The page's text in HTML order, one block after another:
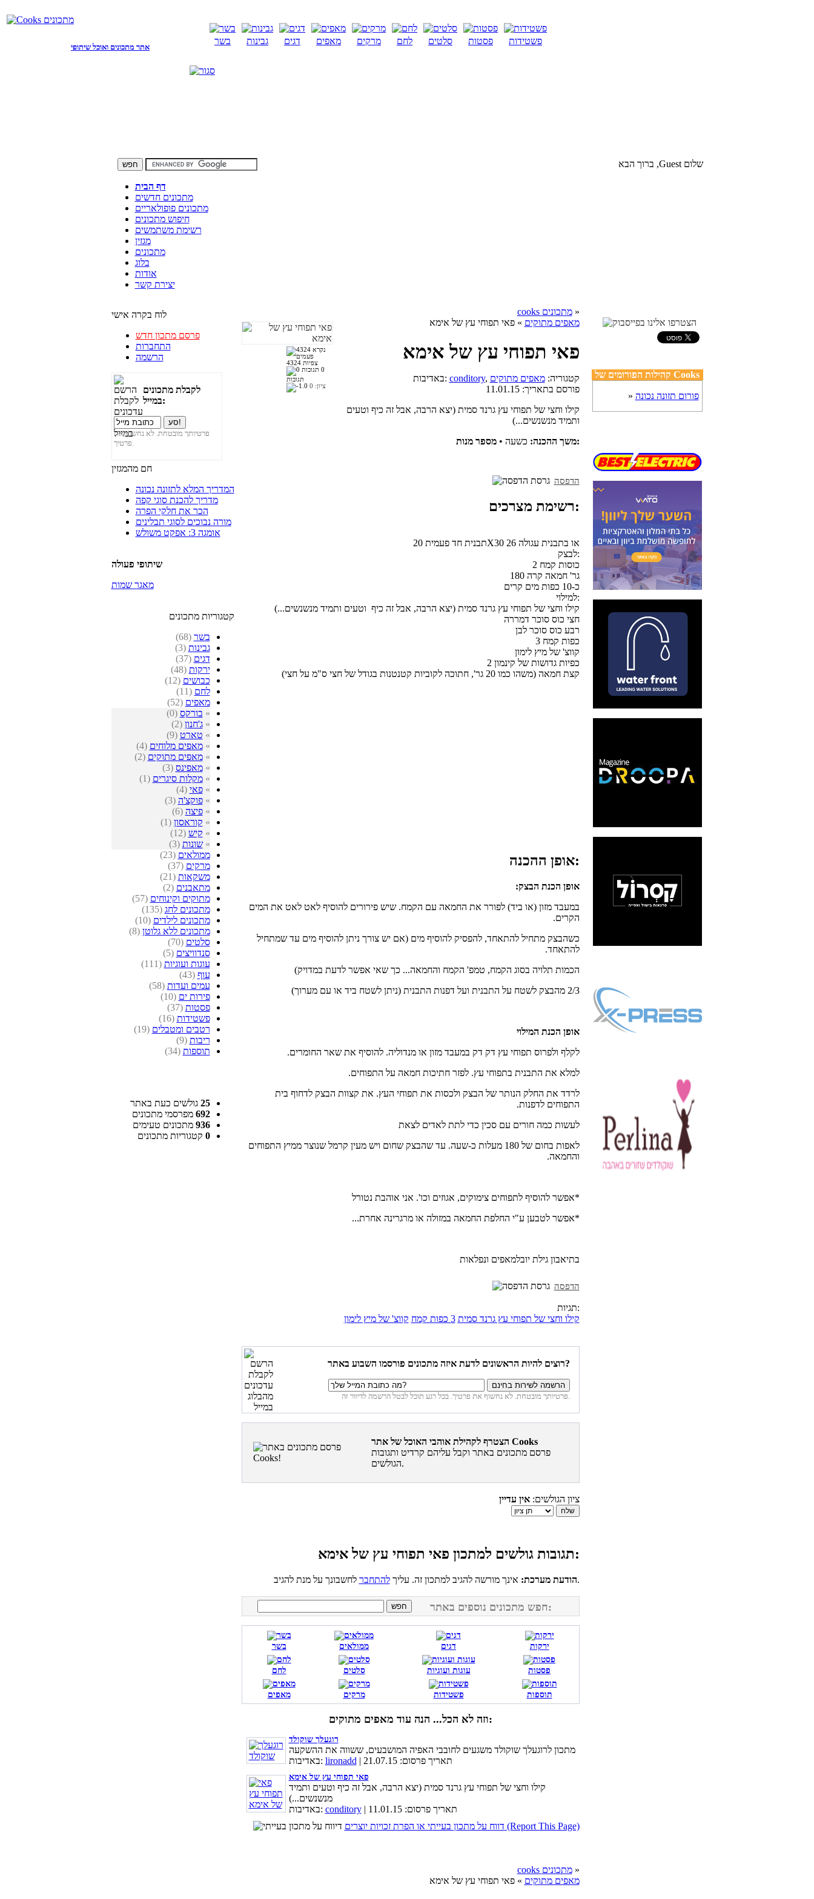
אתר מתכונים ואוכל שיתופי
בשר גבינות דגים מאפים מרקים לחם סלטים פסטות פשטידות
שלום Guest, ברוך הבא
דף הבית
מתכונים חדשים
מתכונים פופולאריים
חיפוש מתכונים
רשימת משתמשים
מגזין
מתכונים
בלוג
אודות
יצירת קשר
לוח בקרה אישי
פרסם מתכון חדש
התחברות
הרשמה
לקבלת מתכונים
במייל:
פרטיותך מובטחת. לא נחשוף את
פרטיך.
חם מהמגזין
המדריך המלא לתזונה נכונה
מדריך להכנת סוגי קפה
הכר את חלקי הפרה
מורה נבוכים לסוגי תבלינים
אומגה 3: אפקט משולש
שיתופי פעולה
מאגר שמות
קטגוריות מתכונים
בשר (68)
גבינות (3)
דגים (37)
ירקות (48)
כבושים (12)
לחם (11)
מאפים (52)
» בורקס (0)
»ג'חנון (2)
» טארט (9)
»מאפים מלוחים (4)
»מאפים מתוקים (2)
»מאפינס (3)
»מקלות סיגרים (1)
»פאי (4)
»פוקצ'ה (3)
»פיצה (6)
» קוראסון (1)
» קיש (12)
»שונות (3)
ממולאים (23)
מרקים (37)
משקאות (21)
מתאבנים (2)
מתוקים וקינוחים (57)
מתכונים לחג (135)
מתכונים לילדים (10)
מתכונים ללא גלוטן (8)
סלטים (70)
סנדוויצים (5)
עוגות ועוגיות (111)
עוף (43)
עמים ועדות (58)
פירות ים (10)
פסטות (37)
פשטידות (16)
רטבים ומטבלים (19)
ריבות (9)
תוספות (34)
25 גולשים כעת באתר
692 מפרסמי מתכונים
936 מתכונים טעימים
0 קטגוריות מתכונים
4324 צפיות
0
תגובות
ציון: 0
cooks מתכונים»
מאפים מתוקים » פאי תפוחי עץ של אימא
פאי תפוחי עץ של אימא
באדיבות: conditory , קטגוריה:מאפים מתוקים
פורסם בתאריך:11.01.15
קילו וחצי של תפוחי עץ גרנד סמית (יצא הרבה, אבל זה כיף וטעים
ותמיד מנשנשים...)
משך ההכנה: כשעה • מספר מנות:
הדפסה
רשימת מצרכים:
תבנית חד פעמית 20X30 או בתבנית עגולה 26
לבצק:
2 כוסות קמח
180 גר' חמאה קרה
כ-10 כפות מים קרים
למילוי:
קילו וחצי של תפוחי עץ גרנד סמית (יצא הרבה, אבל זה כיף וטעים ותמיד מנשנשים...)
חצי כוס סוכר דמררה
רבע כוס סוכר לבן
3 כפות קמח
קווצ' של מיץ לימון
2 כפיות גדושות של קינמון
קצת חמאה (משהו כמו 20 גר', חתוכה לקוביות קטנטנות בגודל של חצי ס"מ על חצי)
אופן ההכנה:
אופן הכנת הבצק:
במעבד מזון (או ביד) לפורר את החמאה עם הקמח. שיש פירורים להוסיף לאט לאט את המים
הקרים.
כשהבצק מתחיל להתאחד, להפסיק להוסיף מים (אם יש צורך ניתן להוסיף מים עד שמתחיל
להתאחד.
הכמות תלויה בסוג הקמח, טמפ' הקמח והחמאה... כך שאי אפשר לדעת במדויק)
2/3 מהבצק לשטח על התבנית ועל דפנות התבנית (ניתן לשטח ביד או עם מערוך)
אופן הכנת המילוי
לקלף ולפרוס תפוחי עץ דק דק במעבד מזון או מנדוליה. להוסיף את שאר החומרים.
למלא את התבנית בתפוחי עץ. לפזר חתיכות חמאה על התפוחים.
לרדד את החלק הנותר של הבצק ולכסות את תפוחי העץ. את קצוות הבצק לדחוף בית
התפוחים לדפנות.
לעשות כמה חורים עם סכין כדי לתת לאדים לצאת
לאפות בחום של 180 מעלות כ-שעה. עד שהבצק שחום ויש מעין קרמל שנוצר ממיץ התפוחים
והחמאה.
*אפשר להוסיף לתפוחים צימוקים, אגוזים וכו'. אני אוהבת נטורל
*אפשר לטבען ע"י החלפת החמאה במזולה או מרגרינה אחרת...
בתיאבון גילת יובלמאפים ונפלאות
הדפסה
תגיות:
קילו וחצי של תפוחי עץ גרנד סמית 3 כפות קמח קווצ' של מיץ לימון
רוצים להיות הראשונים לדעת איזה מתכונים פורסמו השבוע באתר?
פרטיותך מובטחת. לא נחשוף את פרטיך. בכל רגע תוכל לבטל הרשמה לדיוור זה.
הצטרף לקהילת אוהבי האוכל של אתר Cooks
פרסם מתכונים באתר וקבל עליהם קרדיט ותגובות
הגולשים.
ציון הגולשים:אין עדיין
תגובות גולשים למתכון פאי תפוחי עץ של אימא:
הודעת מערכת: אינך מורשה להגיב למתכון זה. עליךלהתחבר לחשבונך על מנת להגיב.
חפש מתכונים נוספים באתר:
בשר ממולאים דגים ירקות
לחם סלטים עוגות ועוגיות פסטות
מאפים מרקים פשטידות תוספות
וזה לא הכל... הנה עוד מאפים מתוקים:
רוגעלך שוקולד
מתכון לרוגעלך שוקולד משגעים לחובבי האפיה המושבעים, ששווה את ההשקעה
באדיבות: lironadd | תאריך פרסום: 21.07.15
פאי תפוחי עץ של אימא
קילו וחצי של תפוחי עץ גרנד סמית (יצא הרבה, אבל זה כיף וטעים ותמיד
מנשנשים...)
באדיבות: conditory
| תאריך פרסום: 11.01.15
דווח על מתכון בעייתי או הפרת זכויות יוצרים (Report This Page)
cooks מתכונים»
מאפים מתוקים » פאי תפוחי עץ של אימא
קהילות הפורומים של Cooks
» פורום תזונה נכונה